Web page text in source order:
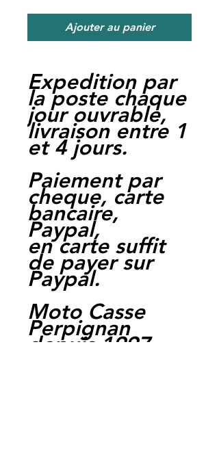
Ajouter au panier
Expedition par
la poste chaque
jour ouvrable,
livraison entre 1
et 4 jours.
Paiement par
cheque, carte
bancaire,
Paypal,
en carte suffit
de payer sur
Paypal.
Moto Casse
Perpignan
depuis 1997